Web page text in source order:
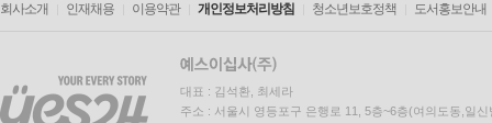
회사소개 인재채용 이용약관 개인정보처리방침 청소년보호정책 도서홍보안내
대표 : 김석환, 최세라
주소 : 서울시 영등포구 은행로 11, 5층~6층(여의도동,일신